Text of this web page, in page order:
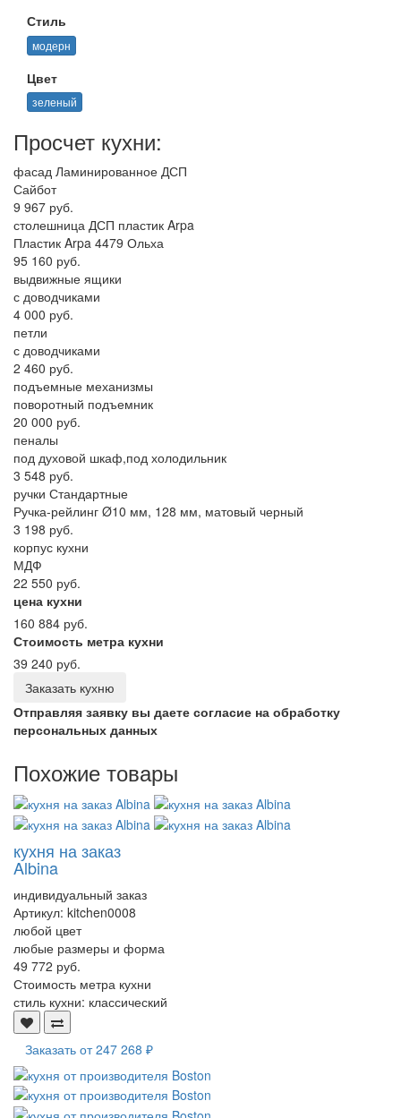
Стиль
модерн
Цвет
зеленый
Просчет кухни:
фасад Ламинированное ДСП
Сайбот
9 967 руб.
столешница ДСП пластик Arpa
Пластик Arpa 4479 Ольха
95 160 руб.
выдвижные ящики
с доводчиками
4 000 руб.
петли
с доводчиками
2 460 руб.
подъемные механизмы
поворотный подъемник
20 000 руб.
пеналы
под духовой шкаф,под холодильник
3 548 руб.
ручки Стандартные
Ручка-рейлинг Ø10 мм, 128 мм, матовый черный
3 198 руб.
корпус кухни
МДФ
22 550 руб.
цена кухни
160 884 руб.
Стоимость метра кухни
39 240 руб.
Заказать кухню
Отправляя заявку вы даете согласие на обработку
персональных данных
Похожие товары
кухня на заказ
Albina
индивидуальный заказ
Артикул: kitchen0008
любой цвет
любые размеры и форма
49 772 руб.
Стоимость метра кухни
стиль кухни: классический
Заказать от247 268 ₽